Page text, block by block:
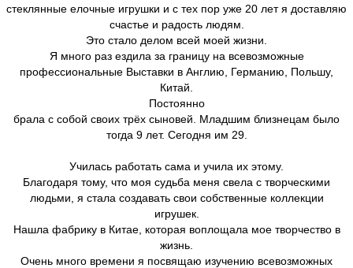
стеклянные елочные игрушки и с тех пор уже 20 лет я доставляю
счастье и радость людям.
Это стало делом всей моей жизни.
Я много раз ездила за границу на всевозможные
профессиональные Выставки в Англию, Германию, Польшу,
Китай.
Постоянно
брала с собой своих трёх сыновей. Младшим близнецам было
тогда 9 лет. Сегодня им 29.
Училась работать сама и учила их этому.
Благодаря тому, что моя судьба меня свела с творческими
людьми, я стала создавать свои собственные коллекции
игрушек.
Нашла фабрику в Китае, которая воплощала мое творчество в
жизнь.
Очень много времени я посвящаю изучению всевозможных